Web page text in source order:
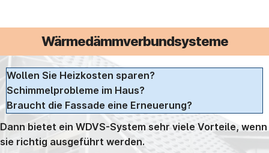
Wärmedämmverbundsysteme
Wollen Sie Heizkosten sparen?
Schimmelprobleme im Haus?
Braucht die Fassade eine Erneuerung?
Dann bietet ein WDVS-System sehr viele Vorteile, wenn
sie richtig ausgeführt werden.